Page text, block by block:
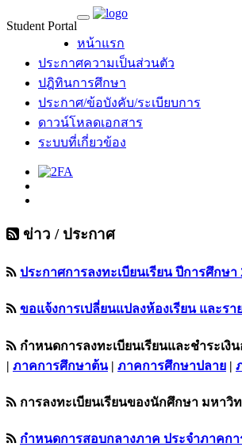
Student Portal
หน้าแรก
ประกาศความเป็นส่วนตัว
ปฎิทินการศึกษา
ประกาศ/ข้อบังคับ/ระเบียบการ
ดาวน์โหลดเอกสาร
ระบบที่เกี่ยวข้อง
ข่าว / ประกาศ
ประกาศการลงทะเบียนเรียน ปีการศึกษา
ขอแจ้งการเปลี่ยนแปลงห้องเรียน และร
กำหนดการลงทะเบียนเรียนและชำระเ
| ภาคการศึกษาต้น| ภาคการศึกษาปลาย |
การลงทะเบียนเรียนของนักศึกษา มหา
กำหนดการสอบกลางภาค ประจำภาคก